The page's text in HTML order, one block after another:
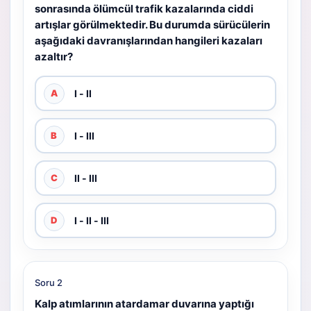
sonrasında ölümcül trafik kazalarında ciddi
artışlar görülmektedir. Bu durumda sürücülerin
aşağıdaki davranışlarından hangileri kazaları
azaltır?
A I - II
B I - III
C II - III
D I - II - III
Soru 2
Kalp atımlarının atardamar duvarına yaptığı